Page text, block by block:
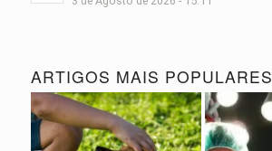
ARTIGOS MAIS POPULARES